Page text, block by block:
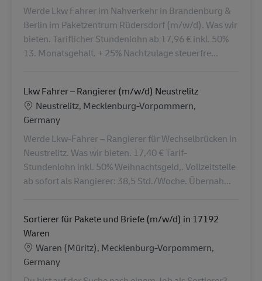
Werde Lkw Fahrer im Nahverkehr in Brandenburg &
Berlin im Paketzentrum Rüdersdorf (m/w/d). Was wir
bieten. Tariflicher Stundenlohn ab 17,96 € inkl. 50%
13. Monatsgehalt. + 25% Nachtzulage steuerfre...
Lkw Fahrer – Rangierer (m/w/d) Neustrelitz
Standort
Neustrelitz, Mecklenburg-Vorpommern,
Germany
Werde Lkw-Fahrer – Rangierer für Wechselbrücken in
Neustrelitz. Was wir bieten. 17,40 € Tarif-
Stundenlohn inkl. 50% Weihnachtsgeld,. Vollzeitstelle
ab sofort als Rangierer: 38,5 Std./Woche. Übernah...
Sortierer für Pakete und Briefe (m/w/d) in 17192
Waren
Standort
Waren (Müritz), Mecklenburg-Vorpommern,
Germany